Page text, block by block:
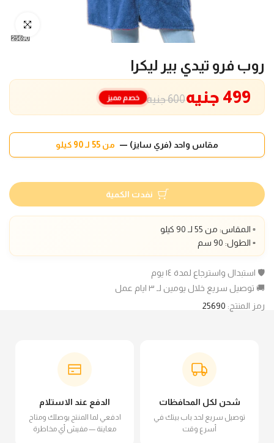
انقر للتكبير
روب فرو تيدي بير ليكرا
600 جنيه 499 جنيه خصم مميز
مقاس واحد (فري سايز) — من 55 لـ 90 كيلو
نفدت الكمية
▫️ المقاس: من 55 لـ 90 كيلو
▫️ الطول: 90 سم
🛡️ استبدال واسترجاع لمدة ١٤ يوم
🚚 توصيل سريع خلال يومين لـ ٣ ايام عمل
رمز المنتج: 25690
شحن لكل المحافظات
توصيل سريع لحد باب بيتك في
أسرع وقت
الدفع عند الاستلام
ادفعي لما المنتج يوصلك ومتاح
معاينة — مفيش أي مخاطرة